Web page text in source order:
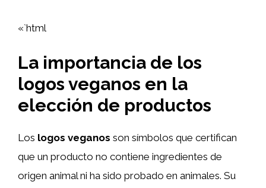
«`html
La importancia de los
logos veganos en la
elección de productos
Los logos veganos son símbolos que certifican
que un producto no contiene ingredientes de
origen animal ni ha sido probado en animales. Su